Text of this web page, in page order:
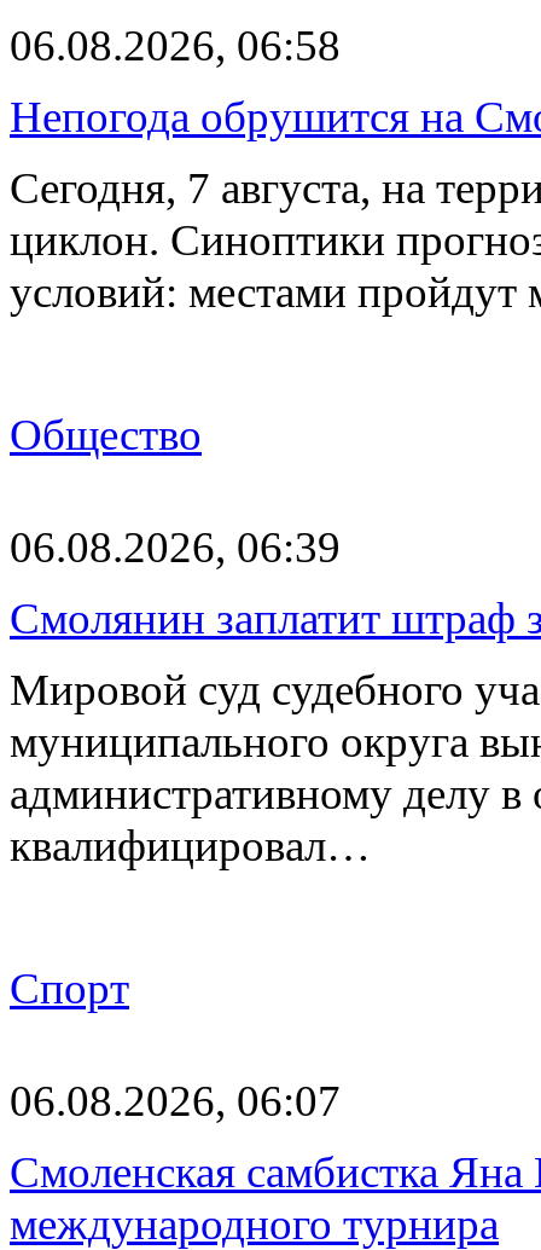
06.08.2026, 06:58
Непогода обрушится на
Сегодня, 7 августа, на
циклон. Синоптики
условий: местами
Общество
06.08.2026, 06:39
Смолянин заплатит штраф
Мировой суд судебного
муниципального округа
административному делу
квалифицировал…
Спорт
06.08.2026, 06:07
Смоленская самбистка Яна
международного турнира